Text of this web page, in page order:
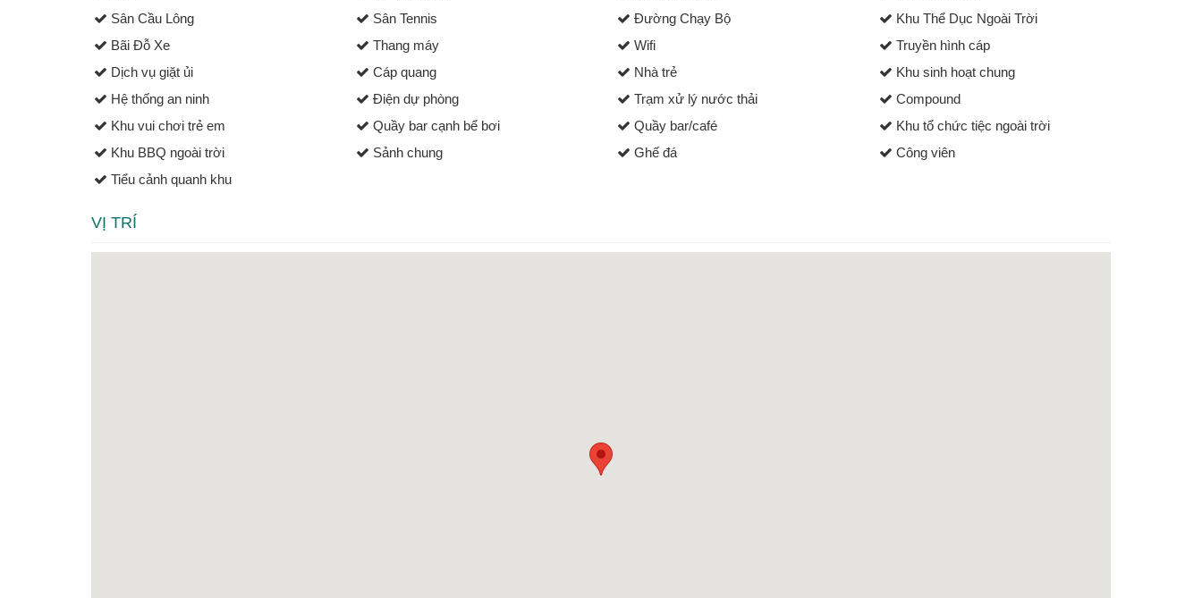
Sân Cầu Lông
Sân Tennis Đường Chạy Bộ
Khu Thể Dục Ngoài Trời
Bãi Đỗ Xe
Thang máy Wifi
Truyền hình cáp
Dịch vụ giặt ủi
Cáp quang Nhà trẻ
Khu sinh hoạt chung
Hệ thống an ninh
Điện dự phòng Trạm xử lý nước thải
Compound
Khu vui chơi trẻ em
Quầy bar cạnh bể bơi Quầy bar/café
Khu tổ chức tiệc ngoài trời
Khu BBQ ngoài trời
Sảnh chung Ghế đá
Công viên
Tiểu cảnh quanh khu
VỊ TRÍ